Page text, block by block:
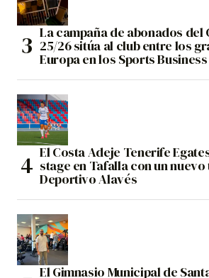
La campaña de abonados del
25/26 sitúa al club entre los
Europa en los Sports
El Costa Adeje Tenerife
stage en Tafalla con un
Deportivo Alavés
El Gimnasio Municipal de